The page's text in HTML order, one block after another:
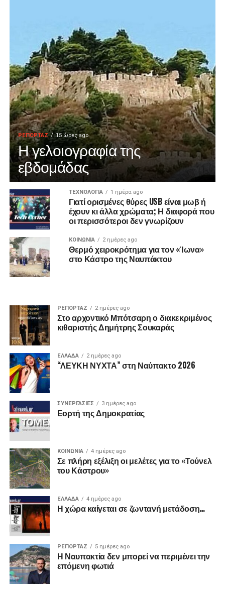
ΡΕΠΟΡΤΑΖ 15 ώρες ago
Η γελοιογραφία της
εβδομάδας
ΤΕΧΝΟΛΟΓΙΑ 1 ημέρα ago
Γιατί ορισμένες θύρες USB είναι μωβ ή
έχουν κι άλλα χρώματα; Η διαφορά που
οι περισσότεροι δεν γνωρίζουν
ΚΟΙΝΩΝΙΑ 2 ημέρες ago
Θερμό χειροκρότημα για τον «Ίωνα»
στο Κάστρο της Ναυπάκτου
ΡΕΠΟΡΤΑΖ 2 ημέρες ago
Στο αρχοντικό Μπότσαρη ο διακεκριμένος
κιθαριστής Δημήτρης Σουκαράς
ΕΛΛΑΔΑ 2 ημέρες ago
“ΛΕΥΚΗ ΝΥΧΤΑ” στη Ναύπακτο 2026
ΣΥΝΕΡΓΑΣΙΕΣ 3 ημέρες ago
Εορτή της Δημοκρατίας
ΚΟΙΝΩΝΙΑ 4 ημέρες ago
Σε πλήρη εξέλιξη οι μελέτες για το «Τούνελ
του Κάστρου»
ΕΛΛΑΔΑ 4 ημέρες ago
Η χώρα καίγεται σε ζωντανή μετάδοση…
ΡΕΠΟΡΤΑΖ 5 ημέρες ago
Η Ναυπακτία δεν μπορεί να περιμένει την
επόμενη φωτιά